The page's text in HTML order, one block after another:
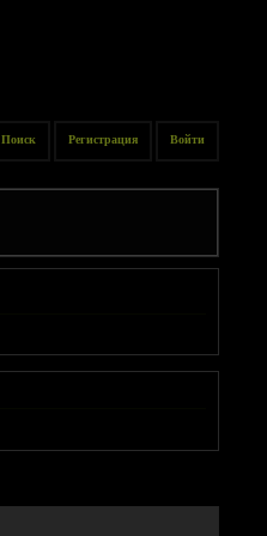
Поиск Регистрация Войти